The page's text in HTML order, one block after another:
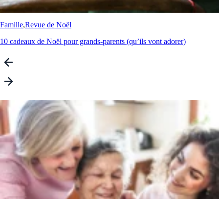
Famille,Revue de Noël
10 cadeaux de Noël pour grands-parents (qu’ils vont adorer)